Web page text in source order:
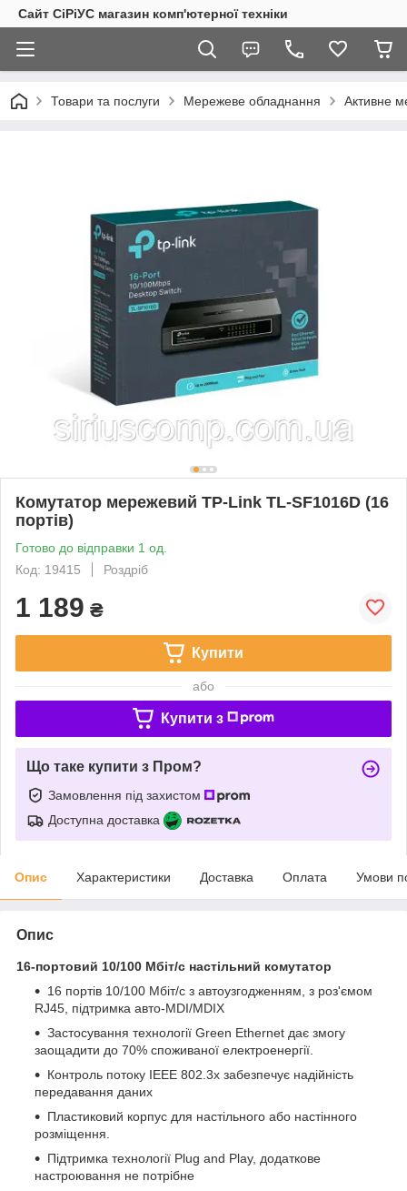
Сайт СiРiУС магазин комп'ютерної техніки
Товари та послуги Мережеве обладнання Активне
Комутатор мережевий TP-Link TL-SF1016D (16
портів)
Готово до відправки 1 од.
Код: 19415
Роздріб
1 189 ₴
Купити
або
Купити з
Що таке купити з Пром?
Замовлення під захистом
Доступна доставка
Опис Характеристики Доставка Оплата Умови
Опис
16-портовий 10/100 Мбіт/с настільний комутатор
16 портів 10/100 Мбіт/с з автоузгодженням, з роз'ємом
RJ45, підтримка авто-MDI/MDIX
Застосування технології Green Ethernet дає змогу
заощадити до 70% споживаної електроенергії.
Контроль потоку IEEE 802.3x забезпечує надійність
передавання даних
Пластиковий корпус для настільного або настінного
розміщення.
Підтримка технології Plug and Play, додаткове
настроювання не потрібне